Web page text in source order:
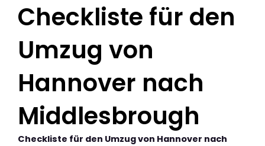
Checkliste für den
Umzug von
Hannover nach
Middlesbrough
Checkliste für den Umzug von Hannover nach